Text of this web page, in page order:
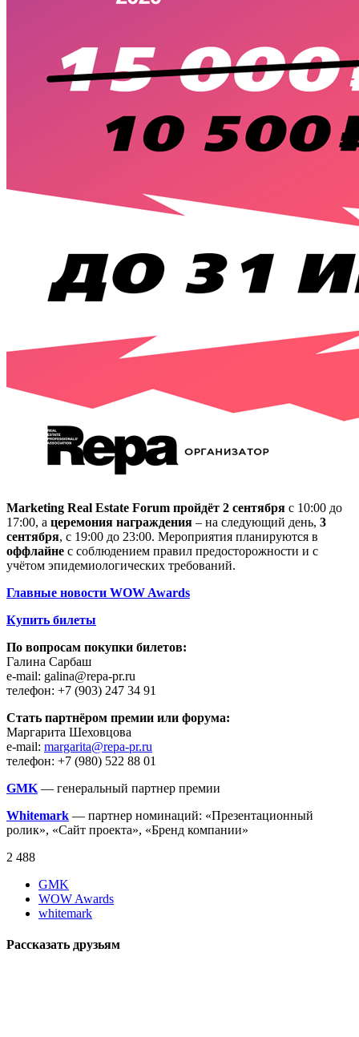
Marketing Real Estate Forum пройдёт 2 сентября с 10:00 до
17:00, а церемония награждения – на следующий день, 3
сентября, с 19:00 до 23:00. Мероприятия планируются в
оффлайне с соблюдением правил предосторожности и с
учётом эпидемиологических требований.
Главные новости WOW Awards
Купить билеты
По вопросам покупки билетов:
Галина Сарбаш
e-mail: galina@repa-pr.ru
телефон: +7 (903) 247 34 91
Стать партнёром премии или форума:
Маргарита Шеховцова
e-mail: margarita@repa-pr.ru
телефон: +7 (980) 522 88 01
GMK — генеральный партнер премии
Whitemark — партнер номинаций: «Презентационный
ролик», «Сайт проекта», «Бренд компании»
2 488
GMK
WOW Awards
whitemark
Рассказать друзьям